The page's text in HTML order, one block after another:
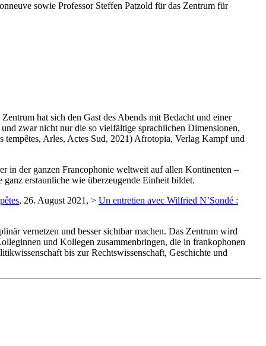
sowie Professor Steffen Patzold für das Zentrum für
hat sich den Gast des Abends mit Bedacht und einer
zwar nicht nur die so vielfältige sprachlichen Dimensionen,
tempêtes, Arles, Actes Sud, 2021) Afrotopia, Verlag Kampf und
in der ganzen Francophonie weltweit auf allen Kontinenten –
erstaunliche wie überzeugende Einheit bildet.
, 26. August 2021, > Un entretien avec Wilfried N’Sondé :
vernetzen und besser sichtbar machen. Das Zentrum wird
und Kollegen zusammenbringen, die in frankophonen
bis zur Rechtswissenschaft, Geschichte und